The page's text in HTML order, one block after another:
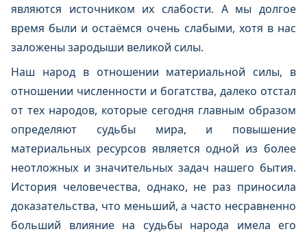
являются источником их слабости. А мы долгое
время были и остаёмся очень слабыми, хотя в нас
заложены зародыши великой силы.
Наш народ в отношении материальной силы, в
отношении численности и богатства, далеко отстал
от тех народов, которые сегодня главным образом
определяют судьбы мира, и повышение
материальных ресурсов является одной из более
неотложных и значительных задач нашего бытия.
История человечества, однако, не раз приносила
доказательства, что меньший, а часто несравненно
больший влияние на судьбы народа имела его